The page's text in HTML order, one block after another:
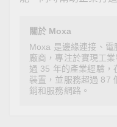
關於 Moxa
Moxa 是邊緣連接、電
廠商，專注於實現工
過 35 年的產業經驗
裝置，並服務超過 87
銷和服務網路。